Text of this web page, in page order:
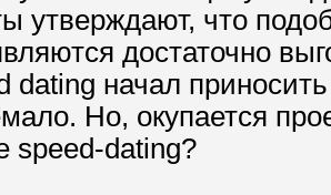
утверждают, что
достаточно
dating начал
Но, окупается
speed-dating?